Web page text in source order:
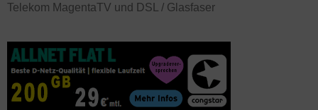
Telekom MagentaTV und DSL / Glasfaser